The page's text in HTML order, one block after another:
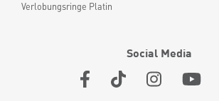
Verlobungsringe Platin
Social Media